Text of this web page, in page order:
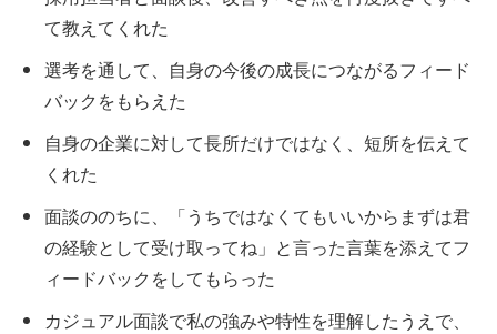
て教えてくれた
選考を通して、自身の今後の成長につながるフィード
バックをもらえた
自身の企業に対して長所だけではなく、短所を伝えて
くれた
面談ののちに、「うちではなくてもいいからまずは君
の経験として受け取ってね」と言った言葉を添えてフ
ィードバックをしてもらった
カジュアル面談で私の強みや特性を理解したうえで、